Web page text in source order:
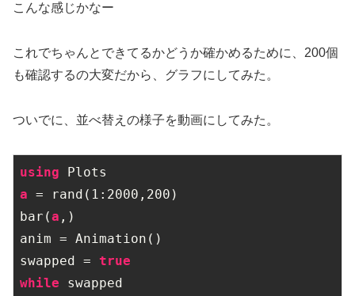
こんな感じかなー
これでちゃんとできてるかどうか確かめるために、200個
も確認するの大変だから、グラフにしてみた。
ついでに、並べ替えの様子を動画にしてみた。
using
a = rand( 1 : 2000 , 200 )
bar(a ,)
anim = Animation()
swapped = true
while swapped